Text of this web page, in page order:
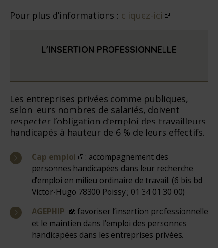
Pour plus d’informations : cliquez-ici
L'INSERTION PROFESSIONNELLE
Les entreprises privées comme publiques,
selon leurs nombres de salariés, doivent
respecter l’obligation d’emploi des travailleurs
handicapés à hauteur de 6 % de leurs effectifs.
Cap emploi
: accompagnement des
personnes handicapées dans leur recherche
d’emploi en milieu ordinaire de travail. (6 bis bd
Victor-Hugo 78300 Poissy ; 01 34 01 30 00)
AGEPHIP
: favoriser l’insertion professionnelle
et le maintien dans l’emploi des personnes
handicapées dans les entreprises privées.